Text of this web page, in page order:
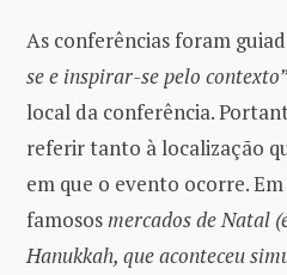
As conferências foram
se e inspirar-se pelo
local da conferência.
referir tanto à localização
em que o evento ocorre.
famososmercados de Natal
Hanukkah, que aconteceu